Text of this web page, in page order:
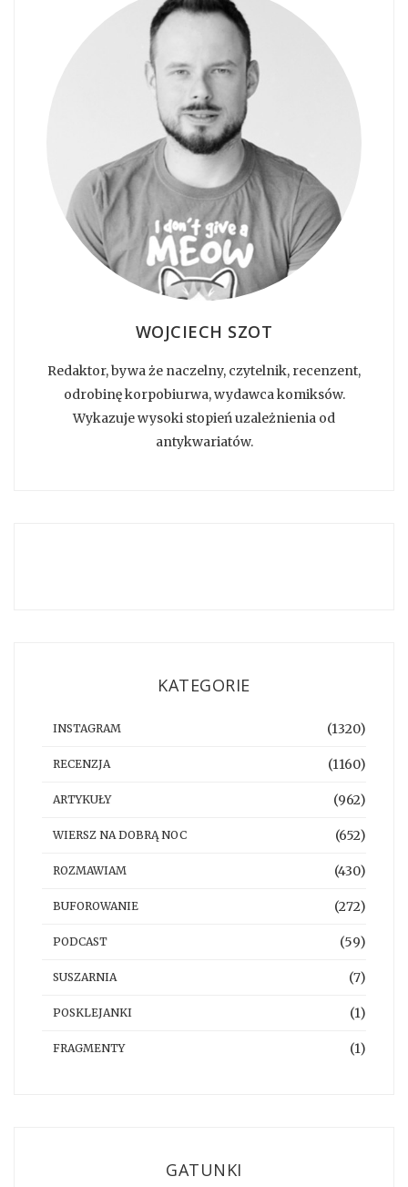
WOJCIECH SZOT
Redaktor, bywa że naczelny, czytelnik, recenzent,
odrobinę korpobiurwa, wydawca komiksów.
Wykazuje wysoki stopień uzależnienia od
antykwariatów.
KATEGORIE
INSTAGRAM (1320)
RECENZJA (1160)
ARTYKUŁY (962)
WIERSZ NA DOBRĄ NOC (652)
ROZMAWIAM (430)
BUFOROWANIE (272)
PODCAST (59)
SUSZARNIA (7)
POSKLEJANKI (1)
FRAGMENTY (1)
GATUNKI